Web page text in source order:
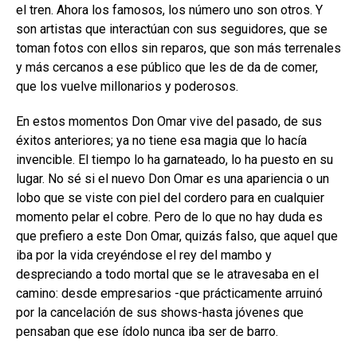
el tren. Ahora los famosos, los número uno son otros. Y
son artistas que interactúan con sus seguidores, que se
toman fotos con ellos sin reparos, que son más terrenales
y más cercanos a ese público que les de da de comer,
que los vuelve millonarios y poderosos.
En estos momentos Don Omar vive del pasado, de sus
éxitos anteriores; ya no tiene esa magia que lo hacía
invencible. El tiempo lo ha garnateado, lo ha puesto en su
lugar. No sé si el nuevo Don Omar es una apariencia o un
lobo que se viste con piel del cordero para en cualquier
momento pelar el cobre. Pero de lo que no hay duda es
que prefiero a este Don Omar, quizás falso, que aquel que
iba por la vida creyéndose el rey del mambo y
despreciando a todo mortal que se le atravesaba en el
camino: desde empresarios -que prácticamente arruinó
por la cancelación de sus shows-hasta jóvenes que
pensaban que ese ídolo nunca iba ser de barro.